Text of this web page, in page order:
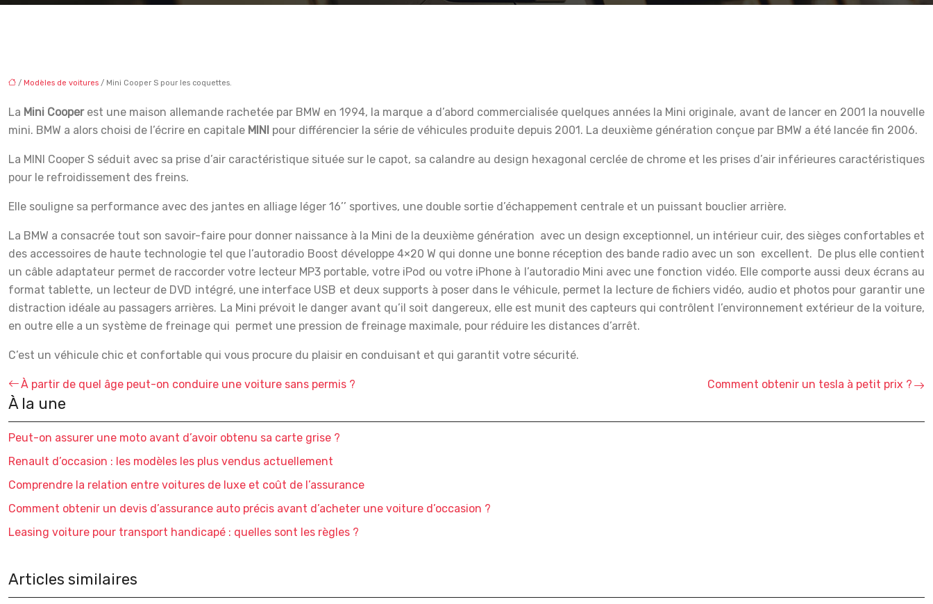
/ Modèles de voitures / Mini Cooper S pour les coquettes.
La Mini Cooperest une maison allemande rachetée par BMW en 1994, la marque a d’abord commercialisée quelques années la Mini originale, avant de lancer en 2001 la nouvelle
mini. BMW a alors choisi de l’écrire en capitale MINI pour différencier la série de véhicules produite depuis 2001. La deuxième génération conçue par BMW a été lancée fin 2006.
La MINI Cooper S séduit avec sa prise d’air caractéristique située sur le capot, sa calandre au design hexagonal cerclée de chrome et les prises d’air inférieures caractéristiques
pour le refroidissement des freins.
Elle souligne sa performance avec des jantes en alliage léger 16’’ sportives, une double sortie d’échappement centrale et un puissant bouclier arrière.
La BMW a consacrée tout son savoir-faire pour donner naissance à la Mini de la deuxième génération avec un design exceptionnel, un intérieur cuir, des sièges confortables et
des accessoires de haute technologie tel que l’autoradio Boost développe 4×20 W qui donne une bonne réception des bande radio avec un son excellent. De plus elle contient
un câble adaptateur permet de raccorder votre lecteur MP3 portable, votre iPod ou votre iPhone à l’autoradio Mini avec une fonction vidéo. Elle comporte aussi deux écrans au
format tablette, un lecteur de DVD intégré, une interface USB et deux supports à poser dans le véhicule, permet la lecture de fichiers vidéo, audio et photos pour garantir une
distraction idéale au passagers arrières. La Mini prévoit le danger avant qu’il soit dangereux, elle est munit des capteurs qui contrôlent l’environnement extérieur de la voiture,
en outre elle a un système de freinage qui permet une pression de freinage maximale, pour réduire les distances d’arrêt.
C’est un véhicule chic et confortable qui vous procure du plaisir en conduisant et qui garantit votre sécurité.
À partir de quel âge peut-on conduire une voiture sans permis ? Comment obtenir un tesla à petit prix ?
À la une
Peut-on assurer une moto avant d’avoir obtenu sa carte grise ?
Renault d’occasion : les modèles les plus vendus actuellement
Comprendre la relation entre voitures de luxe et coût de l’assurance
Comment obtenir un devis d’assurance auto précis avant d’acheter une voiture d’occasion ?
Leasing voiture pour transport handicapé : quelles sont les règles ?
Articles similaires